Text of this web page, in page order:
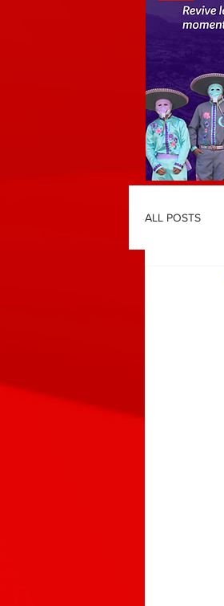
ALL POSTS